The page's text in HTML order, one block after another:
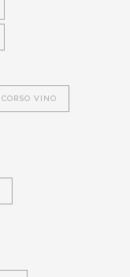
CORSO VINO